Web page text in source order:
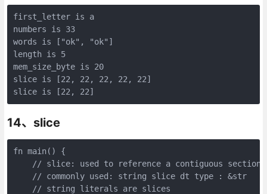
first_letter is a
numbers is 33
words is ["ok", "ok"]
length is 5
mem_size_byte is 20
slice is [22, 22, 22, 22, 22]
14、slice
fn main() {
// slice: used to reference a contiguous
    // commonly used: string slice dt type : &str
    // string literals are slices